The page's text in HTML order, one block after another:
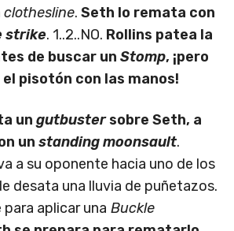
clothesline. Seth lo remata con
strike. 1..2..NO. Rollins patea la
de buscar un Stomp, ¡pero
pisotón con las manos!
un gutbustersobre Seth, a
un standing moonsault.
a su oponente hacia uno de los
desata una lluvia de puñetazos.
aplicar una Buckle